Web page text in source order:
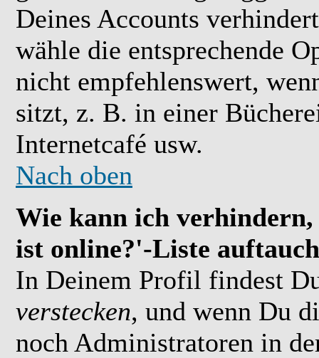
Deines Accounts
wähle die entsprechende
nicht empfehlenswert,
sitzt, z. B. in einer
Internetcafé usw.
Nach oben
Wie kann ich
ist online?'-Liste
In Deinem Profil findest
verstecken, und wenn Du
noch Administratoren in